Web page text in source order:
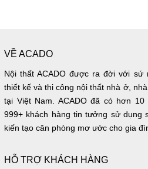
VỀ ACADO
Nội thất ACADO được ra đời với sứ
thiết kế và thi công nội thất nhà ở,
tại Việt Nam. ACADO đã có hơn
999+ khách hàng tin tưởng sử dụng
kiến tạo căn phòng mơ ước cho gia
HỖ TRỢ KHÁCH HÀNG